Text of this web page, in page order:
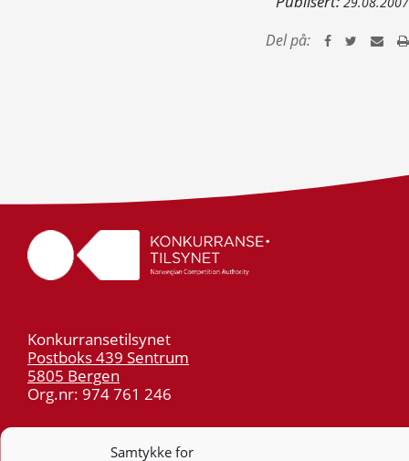
Samtykke for
Del på:
Konkurransetilsynet
Postboks 439 Sentrum
5805 Bergen
Org.nr: 974 761 246
55 59 75 00